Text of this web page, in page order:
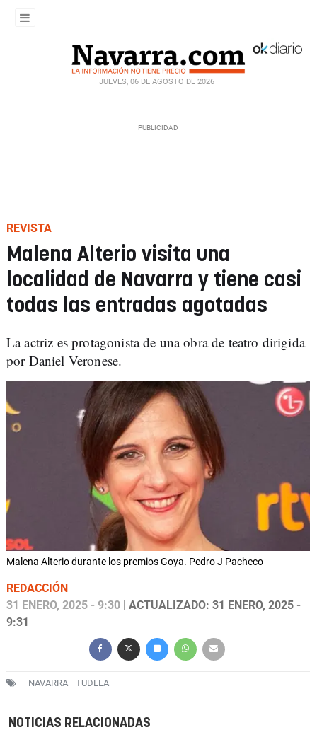
JUEVES, 06 DE AGOSTO DE 2026
REVISTA
Malena Alterio visita una
localidad de Navarra y tiene casi
todas las entradas agotadas
La actriz es protagonista de una obra de teatro dirigida
por Daniel Veronese.
Malena Alterio durante los premios Goya. Pedro J Pacheco
REDACCIÓN
31 ENERO, 2025 - 9:30 | ACTUALIZADO: 31 ENERO, 2025 -
9:31
NAVARRA TUDELA
NOTICIAS RELACIONADAS